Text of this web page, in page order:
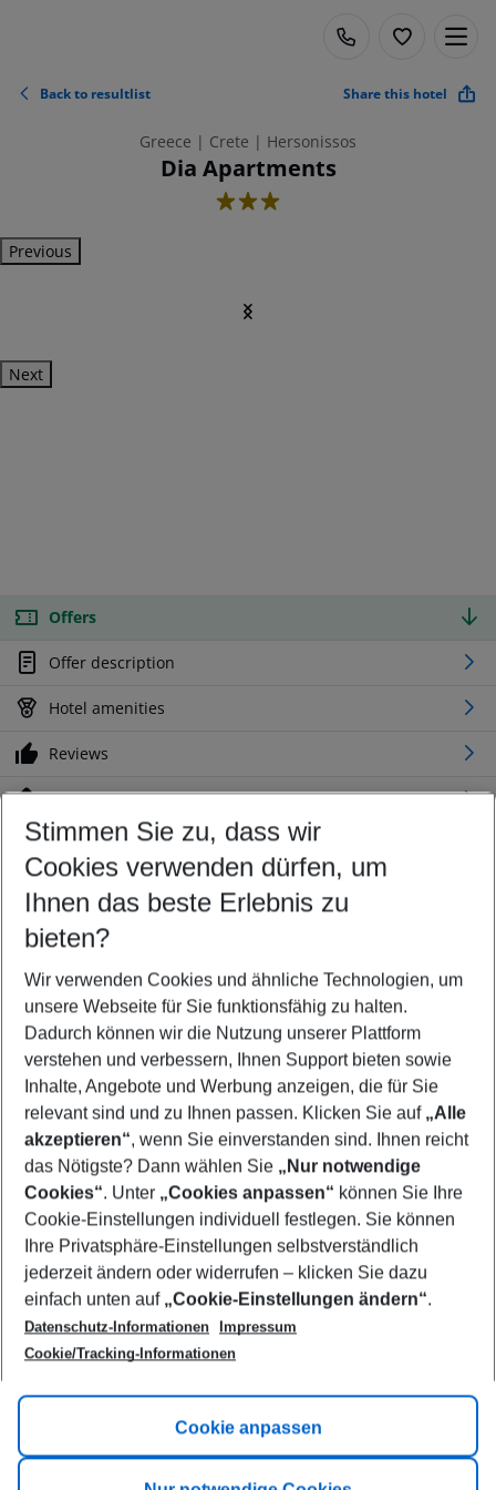
Back to resultlist Share this hotel
Greece | Crete | Hersonissos
Dia Apartments
3
Previous
Next
Offers
Offer description
Hotel amenities
Reviews
Location
Customize your offer
Find the perfect deal which suits your best
Your departure airport
Any airport
Select your date range
08/08/26–06/08/27 5-8 nights
Who will travel
2 adults No children
Show more filter
Footer
Footer navigation
Title A
Link A
Stimmen Sie zu, dass wir
Cookies verwenden dürfen, um
Ihnen das beste Erlebnis zu
bieten?
Wir verwenden Cookies und ähnliche Technologien, um
unsere Webseite für Sie funktionsfähig zu halten.
Dadurch können wir die Nutzung unserer Plattform
verstehen und verbessern, Ihnen Support bieten sowie
Inhalte, Angebote und Werbung anzeigen, die für Sie
relevant sind und zu Ihnen passen. Klicken Sie auf „Alle
akzeptieren“, wenn Sie einverstanden sind. Ihnen reicht
das Nötigste? Dann wählen Sie „Nur notwendige
Cookies“. Unter „Cookies anpassen“ können Sie Ihre
Cookie-Einstellungen individuell festlegen. Sie können
Ihre Privatsphäre-Einstellungen selbstverständlich
jederzeit ändern oder widerrufen – klicken Sie dazu
einfach unten auf „Cookie-Einstellungen ändern“.
Datenschutz-Informationen
Impressum
Cookie/Tracking-Informationen
Cookie anpassen